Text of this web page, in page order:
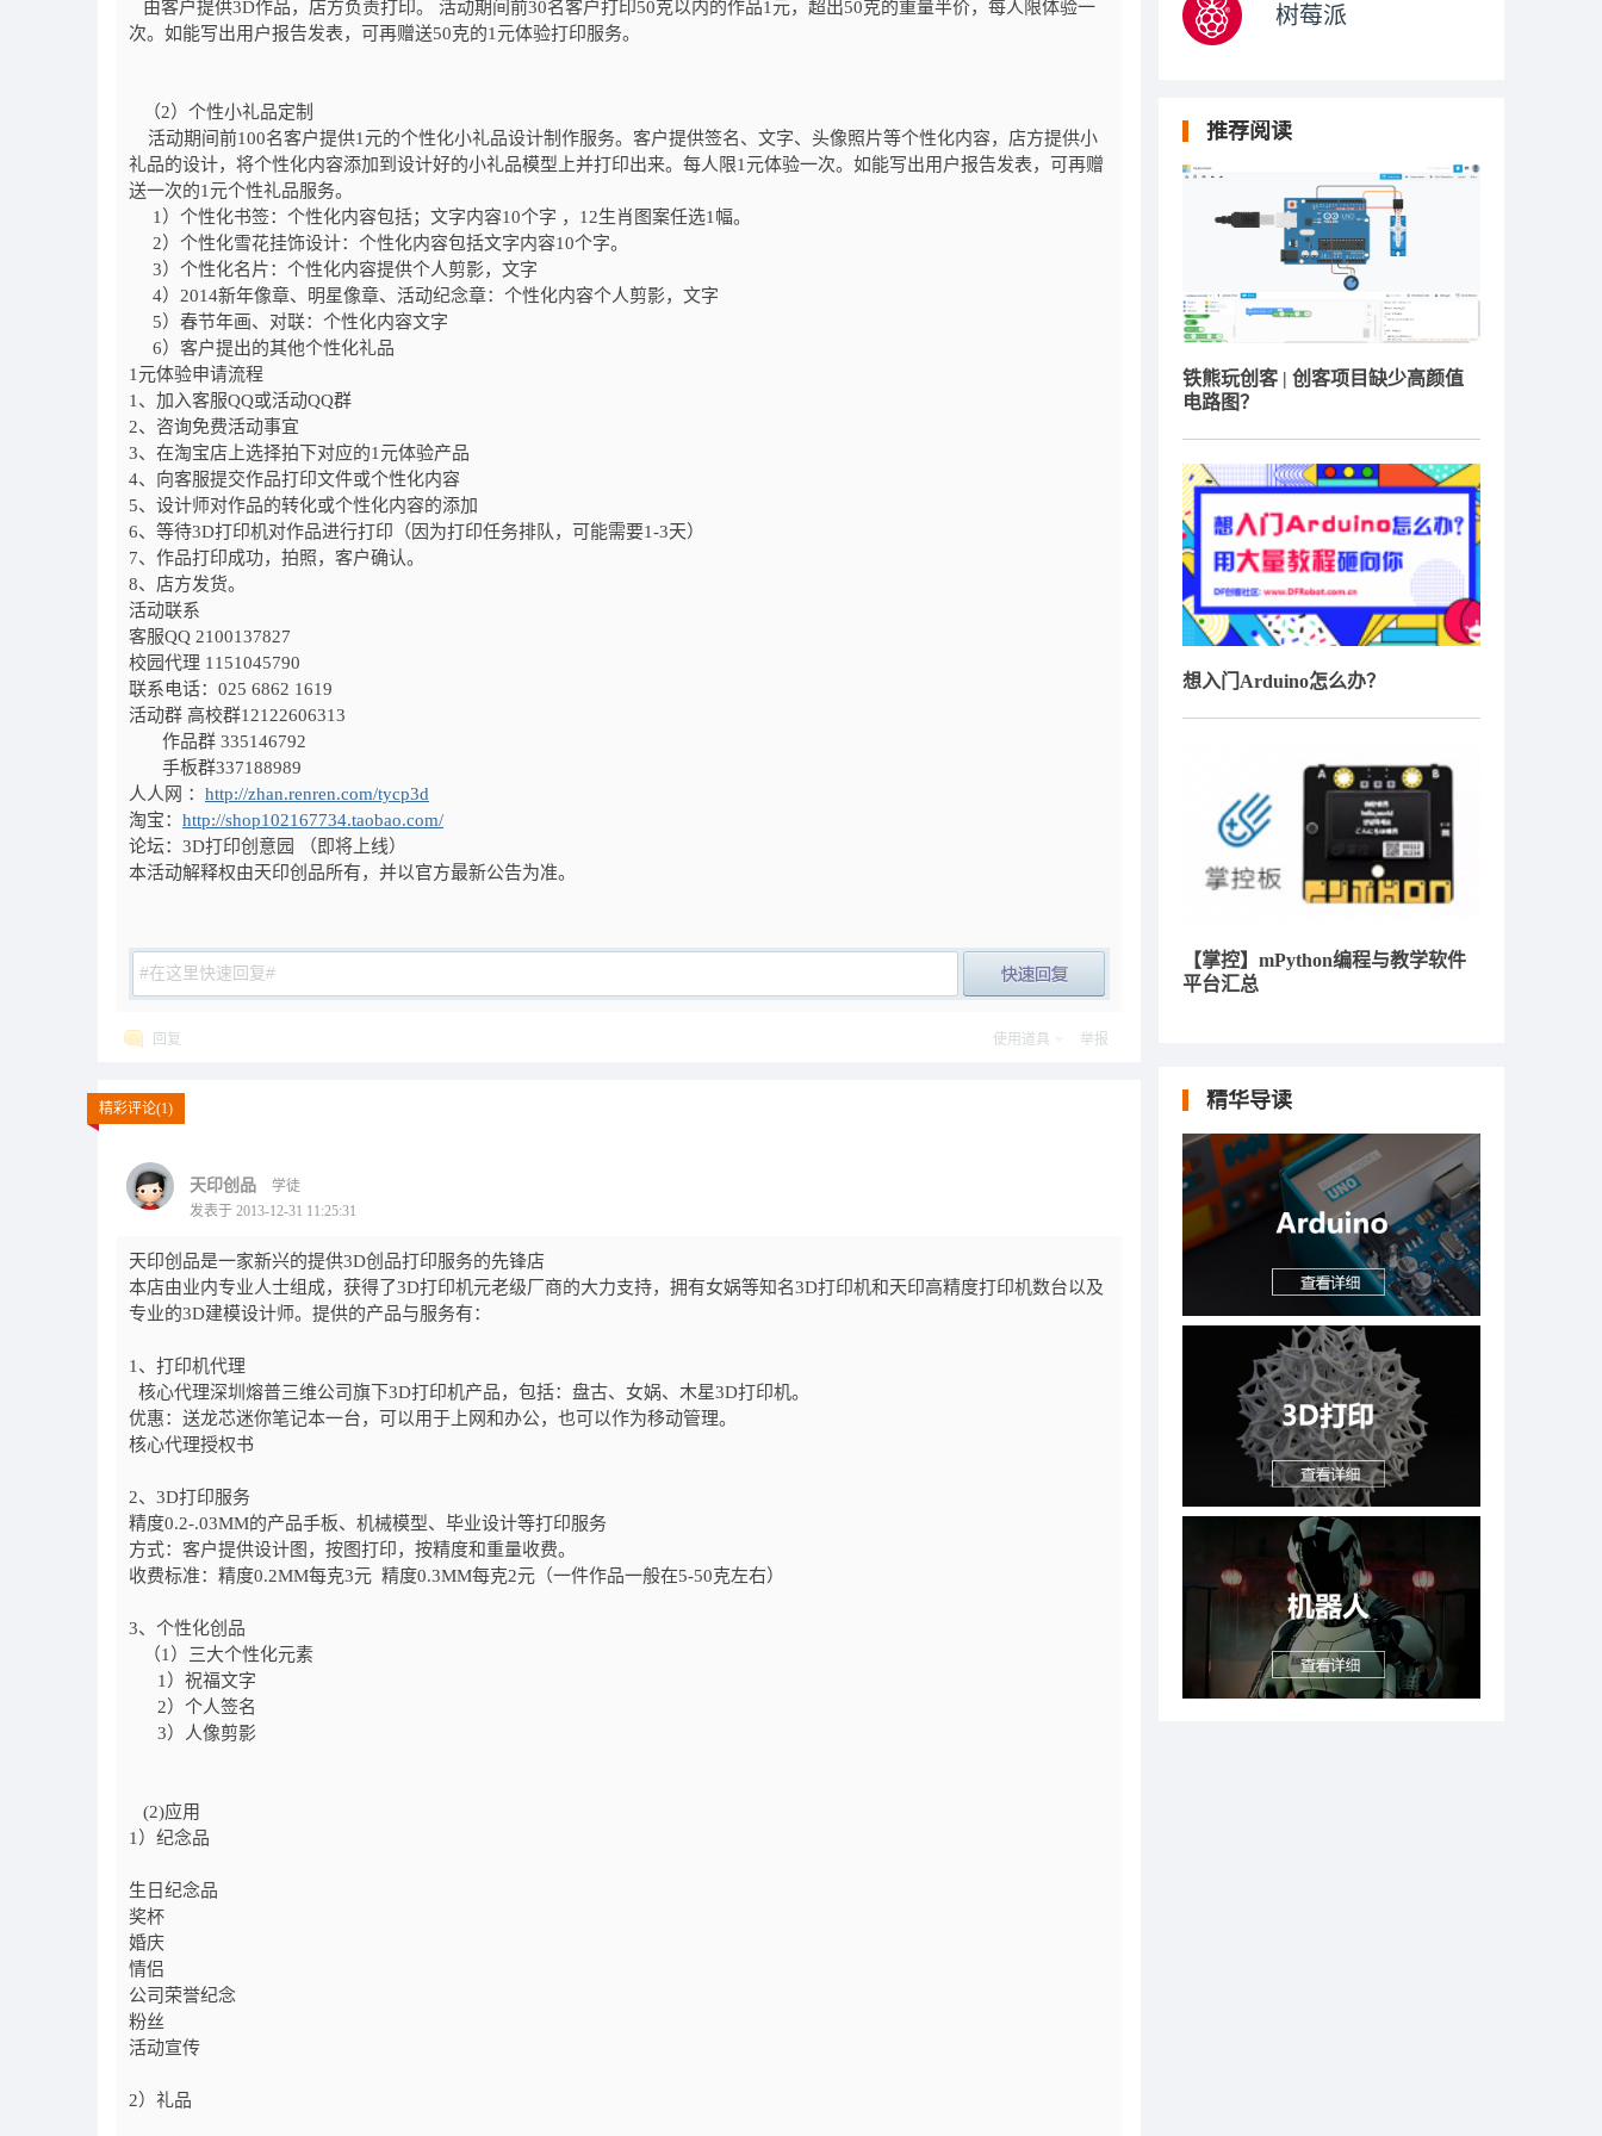
由客户提供3D作品，店方负责打印。 活动期间前30名客户打印50克以内的作品1 元，超出50克的重量半价，每人限体验一
次。如能写出用户报告发表，可再赠送50克的1 元体验打印服务。
（2）个性小礼品定制
活动期间前100名客户提供1 元的个性化小礼品设计制作服务。客户提供签名、文字、头像照片等个性化内容，店方提供小
礼品的设计，将个性化内容添加到设计好的小礼品模型上并打印出来。每人限1 元体验一次。如能写出用户报告发表，可再赠
送一次的1 元个性礼品服务。
1 ）个性化书签：个性化内容包括；文字内容10个字 ， 12生肖图案任选1 幅。
2）个性化雪花挂饰设计：个性化内容包括文字内容10个字。
3）个性化名片：个性化内容提供个人剪影，文字
4） 2014新年像章、明星像章、活动纪念章：个性化内容个人剪影，文字
5）春节年画、对联：个性化内容文字
6）客户提出的其他个性化礼品
1 元体验申请流程
1、加入客服QQ或活动QQ群
2、咨询免费活动事宜
3、在淘宝店上选择拍下对应的1 元体验产品
4、向客服提交作品打印文件或个性化内容
5、设计师对作品的转化或个性化内容的添加
6、等待3D打印机对作品进行打印（因为打印任务排队，可能需要1-3天）
7、作品打印成功，拍照，客户确认。
8、店方发货。
活动联系
客服QQ 2100137827
校园代理 1151045790
联系电话： 025 6862 1619
活动群 高校群12122606313
作品群 335146792
手板群337188989
人人网 ： http://zhan.renren.com/tycp3d
淘宝： http://shop102167734.taobao.com/
论坛： 3D打印创意园 （即将上线）
本活动解释权由天印创品所有，并以官方最新公告为准。
回复 使用道具 举报
精彩评论(1)
天印创品
学徒
发表于 2013-12-31 11:25:31
天印创品是一家新兴的提供3D创品打印服务的先锋店
本店由业内专业人士组成，获得了3D打印机元老级厂商的大力支持，拥有女娲等知名3D打印机和天印高精度打印机数台以及
专业的3D建模设计师。提供的产品与服务有：
1、打印机代理
核心代理深圳熔普三维公司旗下3D打印机产品，包括：盘古、女娲、木星3D打印机。
优惠：送龙芯迷你笔记本一台，可以用于上网和办公，也可以作为移动管理。
核心代理授权书
2、3D打印服务
精度0.2-.03MM的产品手板、机械模型、毕业设计等打印服务
方式：客户提供设计图，按图打印，按精度和重量收费。
收费标准：精度0.2MM每克3元 精度0.3MM每克2元（一件作品一般在5-50克左右）
3、个性化创品
（1）三大个性化元素
1）祝福文字
2）个人签名
3）人像剪影
(2)应用
1）纪念品
生日纪念品
奖杯
婚庆
情侣
公司荣誉纪念
粉丝
活动宣传
2）礼品
树莓派
推荐阅读
铁熊玩创客 | 创客项目缺少高颜值
电路图？
想入门Arduino怎么办？
【掌控】mPython编程与教学软件
平台汇总
精华导读